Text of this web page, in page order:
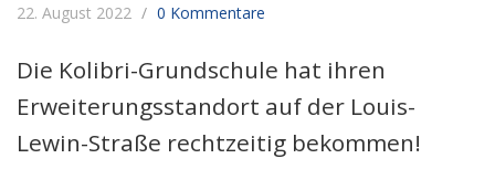
22. August 2022 0 Kommentare
Die Kolibri-Grundschule hat ihren
Erweiterungsstandort auf der Louis-
Lewin-Straße rechtzeitig bekommen!